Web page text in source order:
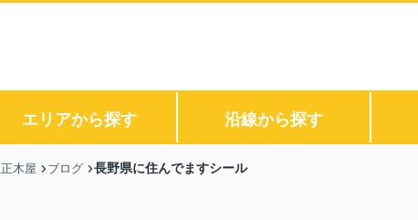
エリアから探す 沿線から探す
木屋 ブログ 長野県に住んでますシール